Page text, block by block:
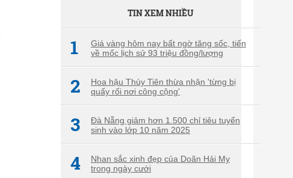
TIN XEM NHIỀU
1
Giá vàng hôm nay bất ngờ tăng sốc, tiến
về mốc lịch sử 93 triệu đồng/lượng
2
Hoa hậu Thùy Tiên thừa nhận 'từng bị
quấy rối nơi công cộng'
3
Đà Nẵng giảm hơn 1.500 chỉ tiêu tuyển
sinh vào lớp 10 năm 2025
4
Nhan sắc xinh đẹp của Doãn Hải My
trong ngày cưới